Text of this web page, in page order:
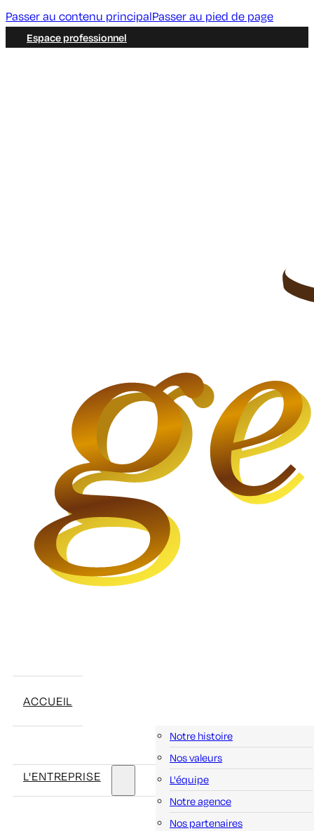
Passer au contenu principalPasser au pied de page
Espace professionnel
ACCUEIL
L'ENTREPRISE
Notre histoire
Nos valeurs
L'équipe
Notre agence
Nos partenaires